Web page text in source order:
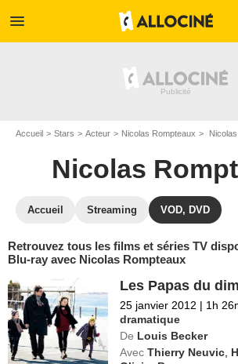
menu
Accueil Stars Acteur Nicolas Rompteaux Nicolas
Nicolas
Accueil Streaming VOD, DVD
Retrouvez tous les films et séries TV
Blu-ray avec Nicolas Rompteaux
Les Papas du
25 janvier 2012 | 1h
dramatique
De Louis Becker
Avec Thierry Neuvic